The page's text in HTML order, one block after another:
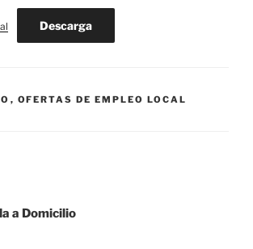
Descarga
, OFERTAS DE EMPLEO LOCAL
a Domicilio